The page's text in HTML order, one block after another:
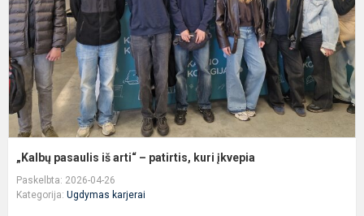
„Kalbų pasaulis iš arti“ – patirtis, kuri įkvepia
Paskelbta: 2026-04-26
Kategorija: Ugdymas karjerai